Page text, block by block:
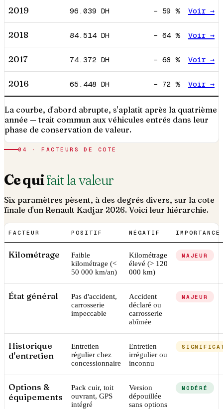
2019 96.039 DH − 59 % Voir →
2018 84.514DH − 64 % Voir →
2017 74.372 DH − 68 % Voir →
2016 65.448 DH − 72 % Voir →
La courbe, d'abord abrupte, s'aplatit après la quatrième
année — trait commun aux véhicules entrés dans leur
phase de conservation de valeur.
04 · FACTEURS DE COTE
Ce quifait la valeur
Six paramètres pèsent, à des degrés divers, sur la cote
finale d'un Renault Kadjar 2026. Voici leur hiérarchie.
FACTEUR POSITIF NÉGATIF IMPORTANCE
Kilométrage
Faible
kilométrage (<
50 000 km/an)
Kilométrage
élevé (> 120
000 km)
MAJEUR
État général
Pas d'accident,
carrosserie
impeccable
Accident
déclaré ou
carrosserie
abîmée
MAJEUR
Historique
d'entretien
Entretien
régulier chez
concessionnaire
Entretien
irrégulier ou
inconnu
Options &
équipements
Pack cuir, toit
ouvrant, GPS
intégré
Version
dépouillée
sans options
MODÉRÉ